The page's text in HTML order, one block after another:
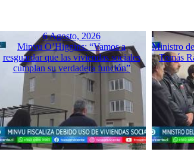
6 Agosto, 2026
Minvu O’Higgins: “Vamos a
resguardar que las viviendas sociales
cumplan su verdadera función”
Ministro
Tomás